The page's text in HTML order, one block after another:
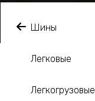
Шины
Легковые
Легкогрузовые